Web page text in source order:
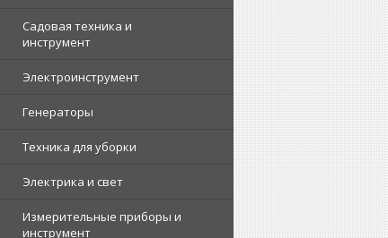
Садовая техника и
инструмент
Электроинструмент
Генераторы
Техника для уборки
Электрика и свет
Измерительные приборы и
инструмент